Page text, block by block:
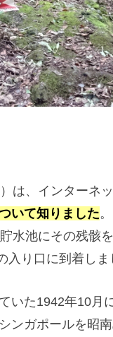
は、インターネ
いて知りました
水池にその残骸
り口に到着しま
いた1942年10月
ンガポールを昭